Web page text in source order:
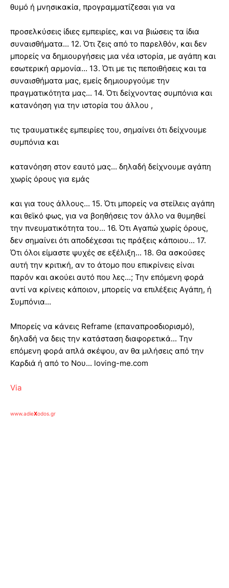
θυμό ή μνησικακία, προγραμματίζεσαι για να
προσελκύσεις ίδιες εμπειρίες, και να βιώσεις τα ίδια
συναισθήματα... 12. Ότι ζεις από το παρελθόν, και δεν
μπορείς να δημιουργήσεις μια νέα ιστορία, με αγάπη και
εσωτερική αρμονία... 13. Ότι με τις πεποιθήσεις και τα
συναισθήματα μας, εμείς δημιουργούμε την
πραγματικότητα μας... 14. Ότι δείχνοντας συμπόνια και
κατανόηση για την ιστορία του άλλου ,
τις τραυματικές εμπειρίες του, σημαίνει ότι δείχνουμε
συμπόνια και
κατανόηση στον εαυτό μας... δηλαδή δείχνουμε αγάπη
χωρίς όρους για εμάς
και για τους άλλους... 15. Ότι μπορείς να στείλεις αγάπη
και θεϊκό φως, για να βοηθήσεις τον άλλο να θυμηθεί
την πνευματικότητα του... 16. Ότι Αγαπώ χωρίς όρους,
δεν σημαίνει ότι αποδέχεσαι τις πράξεις κάποιου... 17.
Ότι όλοι είμαστε ψυχές σε εξέλιξη... 18. Θα ασκούσες
αυτή την κριτική, αν το άτομο που επικρίνεις είναι
παρόν και ακούει αυτό που λες...; Την επόμενη φορά
αντί να κρίνεις κάποιον, μπορείς να επιλέξεις Αγάπη, ή
Συμπόνια...
Μπορείς να κάνεις Reframe (επαναπροσδιορισμό),
δηλαδή να δεις την κατάσταση διαφορετικά... Την
επόμενη φορά απλά σκέψου, αν θα μιλήσεις από την
Καρδιά ή από το Νου... loving-me.com
Via
www.adieXodos.gr